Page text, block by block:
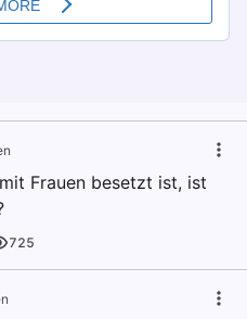
Frauen besetzt ist, ist
725